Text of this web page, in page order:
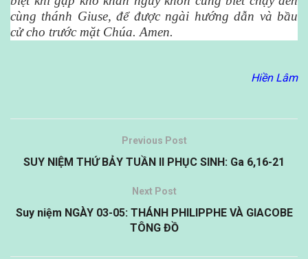
cùng thánh Giuse, để được ngài hướng dẫn và bầu
cử cho trước mặt Chúa. Amen.
Hiền Lâm
Previous Post
SUY NIỆM THỨ BẢY TUẦN II PHỤC SINH: Ga 6,16-21
Next Post
Suy niệm NGÀY 03-05: THÁNH PHILIPPHE VÀ GIACOBE
TÔNG ĐỒ